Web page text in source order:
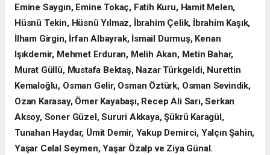
Emine Saygın, Emine Tokaç, Fatih Kuru, Hamit Melen,
Hüsnü Tekin, Hüsnü Yılmaz, İbrahim Çelik, İbrahim Kaşık,
İlham Girgin, İrfan Albayrak, İsmail Durmuş, Kenan
Işıkdemir, Mehmet Erduran, Melih Akan, Metin Bahar,
Murat Güllü, Mustafa Bektaş, Nazar Türkgeldi, Nurettin
Kemaloğlu, Osman Gelir, Osman Öztürk, Osman Sevindik,
Ozan Karasay, Ömer Kayabaşı, Recep Ali Sarı, Serkan
Aksoy, Soner Güzel, Sururi Akkaya, Şükrü Karagül,
Tunahan Haydar, Ümit Demir, Yakup Demirci, Yalçın Şahin,
Yaşar Celal Seymen, Yaşar Özalp ve Ziya Günal.